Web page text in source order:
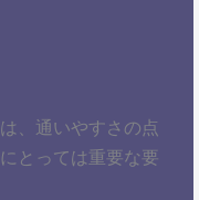
、通いやすさの点
とっては重要な要